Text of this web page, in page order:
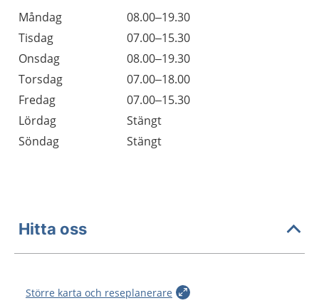
Dag
Öppettider
Kommentarer
Måndag
08.00–19.30
Tisdag
07.00–15.30
Onsdag
08.00–19.30
Torsdag
07.00–18.00
Fredag
07.00–15.30
Lördag
Stängt
Söndag
Stängt
Hitta oss
Större karta och reseplanerare